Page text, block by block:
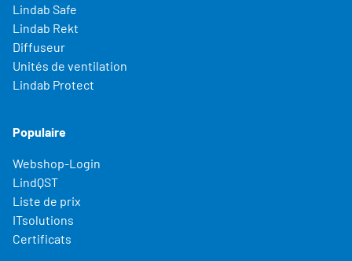
Lindab Safe
Lindab Rekt
Diffuseur
Unités de ventilation
Lindab Protect
Populaire
Webshop-Login
LindQST
Liste de prix
ITsolutions
Certificats